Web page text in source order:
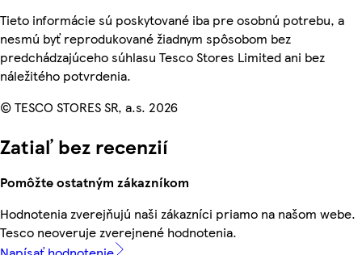
Tieto informácie sú poskytované iba pre osobnú potrebu, a
nesmú byť reprodukované žiadnym spôsobom bez
predchádzajúceho súhlasu Tesco Stores Limited ani bez
náležitého potvrdenia.
© TESCO STORES SR, a.s. 2026
Zatiaľ bez recenzií
Pomôžte ostatným zákazníkom
Hodnotenia zverejňujú naši zákazníci priamo na našom webe.
Tesco neoveruje zverejnené hodnotenia.